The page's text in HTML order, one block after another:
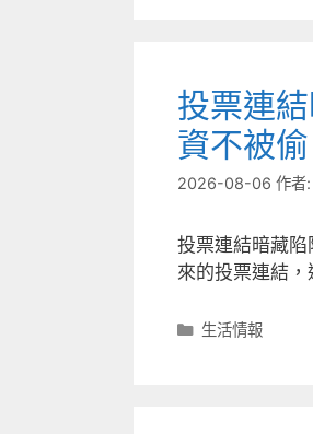
投票連
資不被偷
2026-08-06 作者:
投票連結暗藏
來的投票連結
分
生活情報